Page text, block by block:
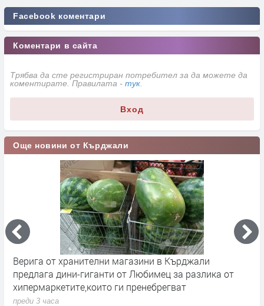
Facebook коментари
Коментари в сайта
Трябва да сте регистриран потребител за да можете да
коментирате. Правилата - тук
Вход
Още новини от Кърджали
Верига от хранителни магазини в Кърджали
предлага дини-гиганти от Любимец за разлика от
хипермаркетите,които ги пренебрегват
преди 3 часа